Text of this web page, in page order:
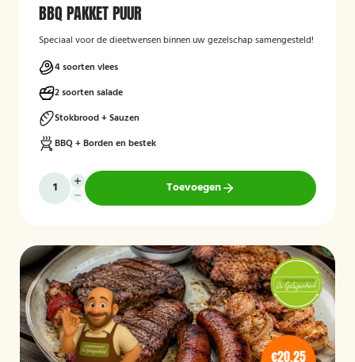
BBQ PAKKET PUUR
Speciaal voor de dieetwensen binnen uw gezelschap samengesteld!
4 soorten vlees
2 soorten salade
Stokbrood + Sauzen
BBQ + Borden en bestek
Toevoegen
€20,25